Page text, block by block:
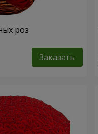
роз
Заказать